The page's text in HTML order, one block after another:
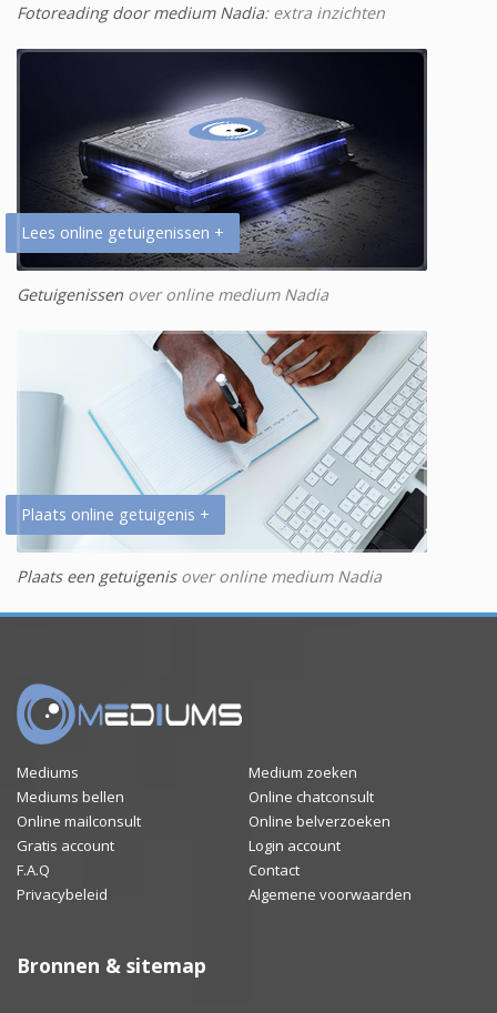
Fotoreading door medium Nadia: extra inzichten
Lees online getuigenissen +
Getuigenissen over online medium Nadia
Plaats online getuigenis +
Plaats een getuigenisover online medium Nadia
Mediums
Medium zoeken
Mediums bellen
Online chatconsult
Online mailconsult
Online belverzoeken
Gratis account
Login account
F.A.Q
Contact
Privacybeleid
Algemene voorwaarden
Bronnen & sitemap